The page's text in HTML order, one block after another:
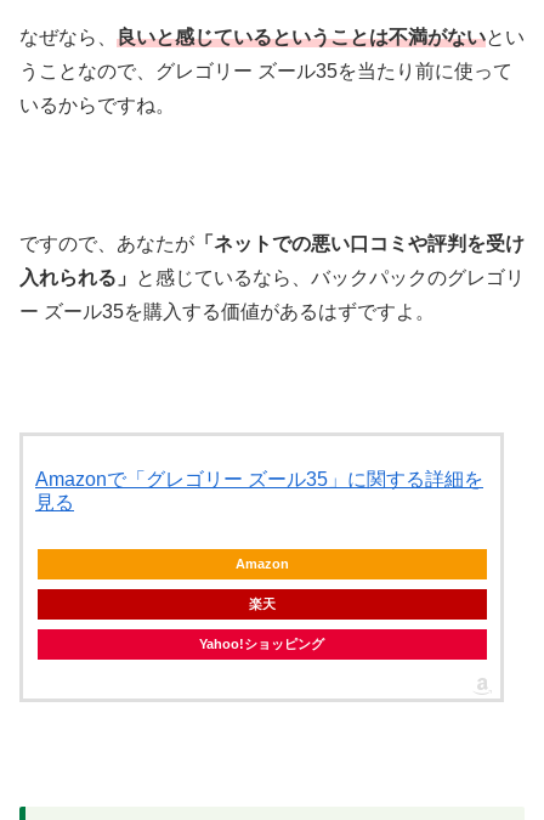
なぜなら、 良いと感じているということは不満がないとい
うことなので、グレゴリー ズール35を当たり前に使って
いるからですね。
ですので、あなたが 「ネットでの悪い口コミや評判を受け
入れられる」
と感じているなら、バックパックのグレゴリ
ー ズール35を購入する価値があるはずですよ。
Amazonで「グレゴリー ズール35」に関する詳細を
見る
Amazon
楽天
Yahoo!ショッピング